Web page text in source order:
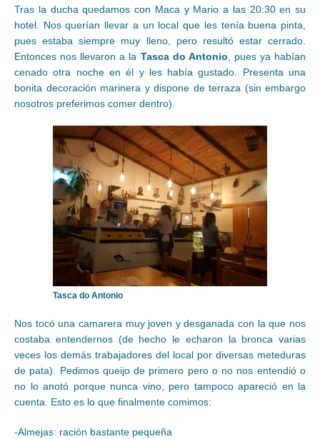
Tras la ducha quedamos con Maca y Mario a las 20:30 en su
hotel. Nos querían llevar a un local que les tenía buena pinta,
pues estaba siempre muy lleno, pero resultó estar cerrado.
Entonces nos llevaron a la Tasca do Antonio, pues ya habían
cenado otra noche en él y les había gustado. Presenta una
bonita decoración marinera y dispone de terraza (sin embargo
nosotros preferimos comer dentro).
Tasca do Antonio
Nos tocó una camarera muy joven y desganada con la que nos
costaba entendernos (de hecho le echaron la bronca varias
veces los demás trabajadores del local por diversas meteduras
de pata). Pedimos queijo de primero pero o no nos entendió o
no lo anotó porque nunca vino, pero tampoco apareció en la
cuenta. Esto es lo que finalmente comimos:
-Almejas: ración bastante pequeña